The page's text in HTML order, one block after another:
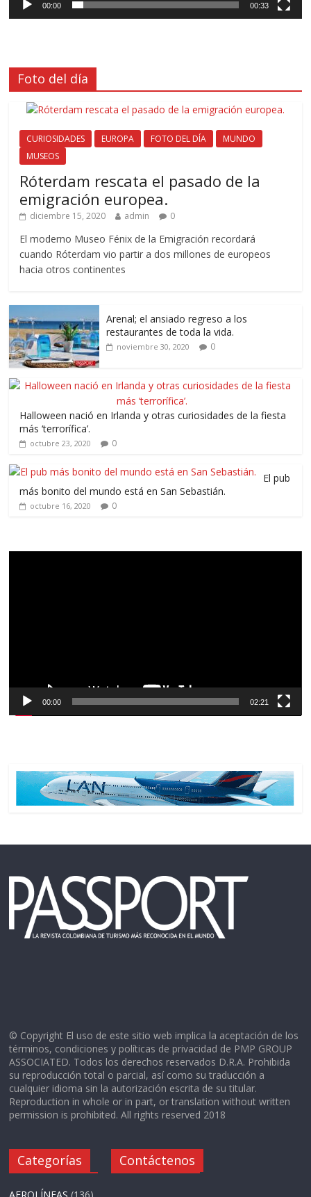
00:00 00:33
Foto del día
CURIOSIDADES EUROPA FOTO DEL DÍA
MUNDO
MUSEOS
Róterdam rescata el pasado de la
emigración europea.
diciembre 15, 2020 admin 0
El moderno Museo Fénix de la Emigración recordará
cuando Róterdam vio partir a dos millones de europeos
hacia otros continentes
Arenal; el ansiado regreso a los
restaurantes de toda la vida.
noviembre 30, 2020 0
Halloween nació en Irlanda y otras curiosidades de la fiesta
más ‘terrorífica’.
octubre 23, 2020 0
El pub
más bonito del mundo está en San Sebastián.
octubre 16, 2020 0
00:00 02:21
© Copyright El uso de este sitio web implica la aceptación de los
términos, condiciones y políticas de privacidad de PMP GROUP
ASSOCIATED. Todos los derechos reservados D.R.A. Prohibida
su reproducción total o parcial, así como su traducción a
cualquier idioma sin la autorización escrita de su titular.
Reproduction in whole or in part, or translation without written
permission is prohibited. All rights reserved 2018
Categorías Contáctenos